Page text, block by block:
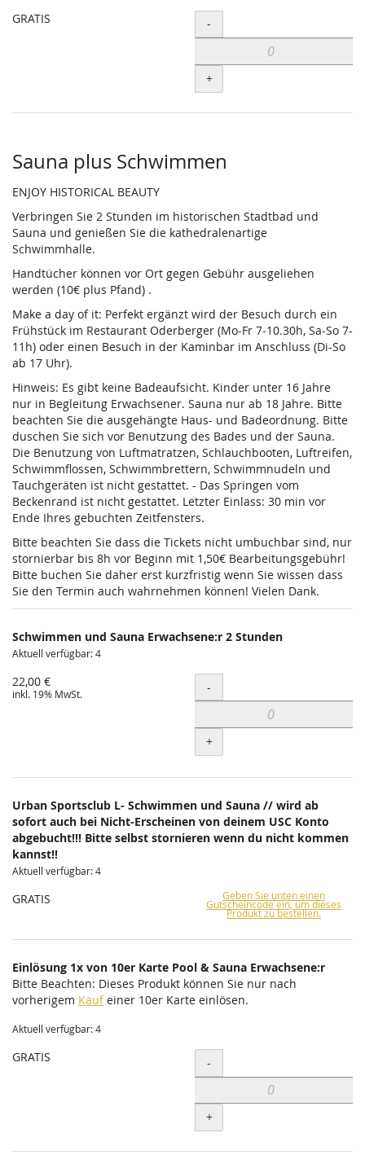
GRATIS Menge
-
+
Sauna plus Schwimmen
ENJOY HISTORICAL BEAUTY
Verbringen Sie 2 Stunden im historischen Stadtbad und
Sauna und genießen Sie die kathedralenartige
Schwimmhalle.
Handtücher können vor Ort gegen Gebühr ausgeliehen
werden (10€ plus Pfand) .
Make a day of it: Perfekt ergänzt wird der Besuch durch ein
Frühstück im Restaurant Oderberger (Mo-Fr 7-10.30h, Sa-So 7-
11h) oder einen Besuch in der Kaminbar im Anschluss (Di-So
ab 17 Uhr).
Hinweis: Es gibt keine Badeaufsicht. Kinder unter 16 Jahre
nur in Begleitung Erwachsener. Sauna nur ab 18 Jahre. Bitte
beachten Sie die ausgehängte Haus- und Badeordnung. Bitte
duschen Sie sich vor Benutzung des Bades und der Sauna.
Die Benutzung von Luftmatratzen, Schlauchbooten, Luftreifen,
Schwimmflossen, Schwimmbrettern, Schwimmnudeln und
Tauchgeräten ist nicht gestattet. - Das Springen vom
Beckenrand ist nicht gestattet. Letzter Einlass: 30 min vor
Ende Ihres gebuchten Zeitfensters.
Bitte beachten Sie dass die Tickets nicht umbuchbar sind, nur
stornierbar bis 8h vor Beginn mit 1,50€ Bearbeitungsgebühr!
Bitte buchen Sie daher erst kurzfristig wenn Sie wissen dass
Sie den Termin auch wahrnehmen können! Vielen Dank.
Schwimmen und Sauna Erwachsene:r 2 Stunden
Aktuell verfügbar: 4
22,00 €
inkl. 19% MwSt. Menge
-
+
Urban Sportsclub L- Schwimmen und Sauna // wird ab
sofort auch bei Nicht-Erscheinen von deinem USC Konto
abgebucht!!! Bitte selbst stornieren wenn du nicht kommen
kannst!!
Aktuell verfügbar: 4
GRATIS Geben Sie unten einen
Gutscheincode ein, um dieses
Produkt zu bestellen.
Einlösung 1x von 10er Karte Pool & Sauna Erwachsene:r
Bitte Beachten: Dieses Produkt können Sie nur nach
vorherigem Kaufeiner 10er Karte einlösen.
Aktuell verfügbar: 4
GRATIS Menge
-
+